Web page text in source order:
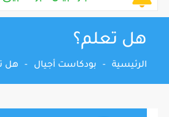
هل تعلم؟
الرئيسية - بودكاست أجيال - هل